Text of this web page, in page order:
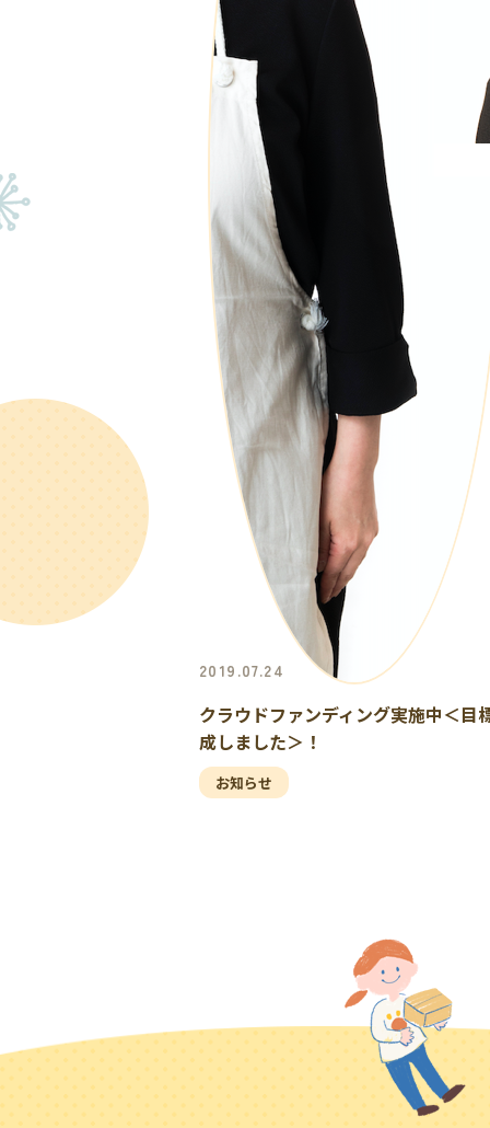
2019.07.24
クラウドファンディング実施中＜目
成しました＞！
お知らせ